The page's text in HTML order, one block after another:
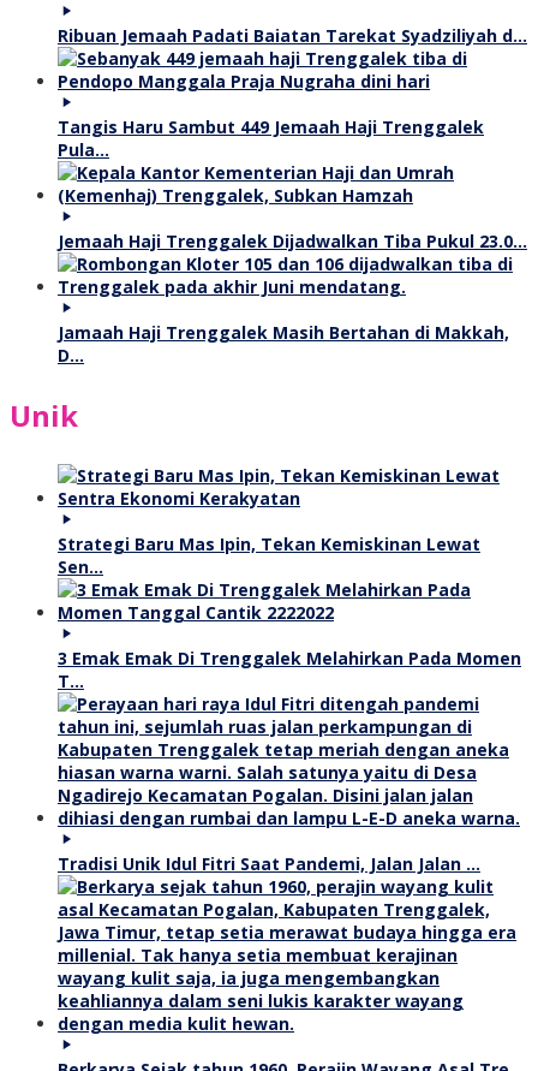
Ribuan Jemaah Padati Baiatan Tarekat Syadziliyah d…
Tangis Haru Sambut 449 Jemaah Haji Trenggalek
Pula…
Jemaah Haji Trenggalek Dijadwalkan Tiba Pukul 23.0…
Jamaah Haji Trenggalek Masih Bertahan di Makkah,
D…
Unik
Strategi Baru Mas Ipin, Tekan Kemiskinan Lewat
Sen…
3 Emak Emak Di Trenggalek Melahirkan Pada Momen
T…
Tradisi Unik Idul Fitri Saat Pandemi, Jalan Jalan …